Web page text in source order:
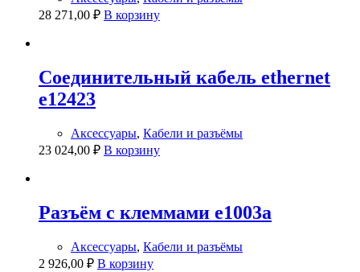
28 271,00 ₽ В корзину
Соединительный кабель ethernet
e12423
Аксессуары, Кабели и разъёмы
23 024,00 ₽ В корзину
Разъём с клеммами e1003a
Аксессуары, Кабели и разъёмы
2 926,00 ₽ В корзину